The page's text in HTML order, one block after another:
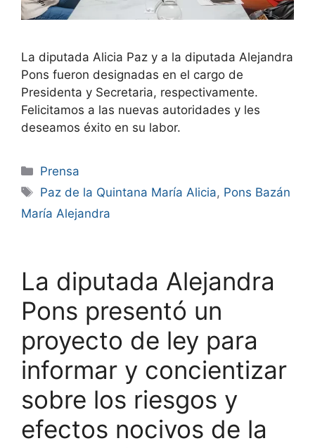
La diputada Alicia Paz y a la diputada Alejandra
Pons fueron designadas en el cargo de
Presidenta y Secretaria, respectivamente.
Felicitamos a las nuevas autoridades y les
deseamos éxito en su labor.
Prensa
Paz de la Quintana María Alicia, Pons Bazán
María Alejandra
La diputada Alejandra
Pons presentó un
proyecto de ley para
informar y concientizar
sobre los riesgos y
efectos nocivos de la